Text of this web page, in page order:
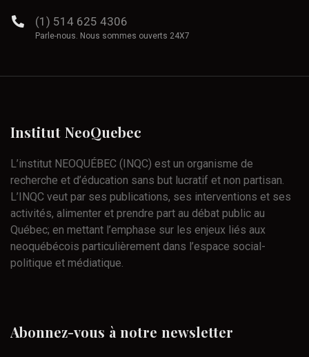
(1) 514 625 4306
Parle-nous. Nous sommes ouverts 24X7
Institut NeoQuebec
L’institut NEOQUÉBEC (INQC) est un organisme de
recherche et d’éducation sans but lucratif et non partisan.
L’INQC veut par ses publications, ses interventions et ses
activités, alimenter et prendre part au débat public au
Québec; en mettant l’emphase sur les enjeux liés aux
neoquébécois particulièrement dans l’espace social-
politique et médiatique.
Abonnez-vous à notre newsletter